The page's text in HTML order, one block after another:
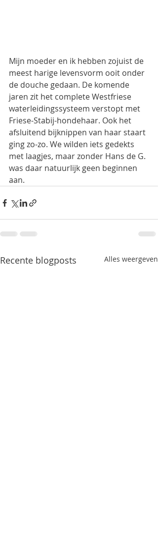
Mijn moeder en ik hebben zojuist de
meest harige levensvorm ooit onder
de douche gedaan. De komende
jaren zit het complete Westfriese
waterleidingssysteem verstopt met
Friese-Stabij-hondehaar. Ook het
afsluitend bijknippen van haar staart
ging zo-zo. We wilden iets gedekts
met laagjes, maar zonder Hans de G.
was daar natuurlijk geen beginnen
aan.
Recente blogposts Alles weergeven